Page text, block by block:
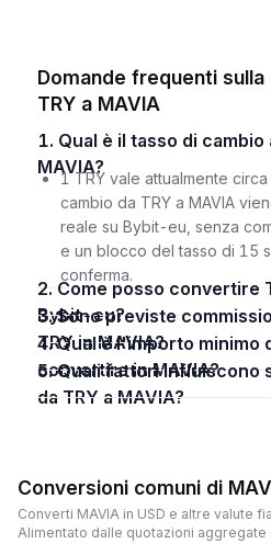
Domande frequenti
TRY a MAVIA
1. Qual è il tasso di cambio attuale da TRY a
MAVIA?
1 TRY vale attualmente
cambio da TRY a MAVIA
reale su Bybit-eu, senza
e un blocco del tasso di 15
conferma.
2. Come posso convertire TRY in MAVIA su
Bybit-eu?
3. Sono previste commissioni per convertire
TRY in MAVIA?
4. Qual è l'importo minimo di TRY che posso
convertire in MAVIA?
5. Quali fattori influiscono sul tasso di cambio
da TRY a MAVIA?
Conversioni comuni di
Converti MAVIA in USD e altre valute
Alimentato dalle quotazioni